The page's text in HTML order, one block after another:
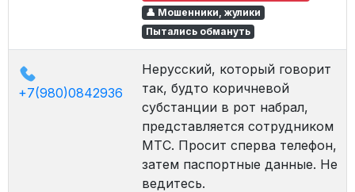
👤 Мошенники, жулики
Пытались обмануть
+7(980)0842936
Нерусский, который говорит
так, будто коричневой
субстанции в рот набрал,
представляется сотрудником
МТС. Просит сперва телефон,
затем паспортные данные. Не
ведитесь.